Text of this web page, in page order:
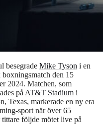
besegrade Mike Tyson i en
boxningsmatch den 15
2024. Matchen, som
på AT&T Stadium i
Texas, markerade en ny era
sport när över 65
följde mötet live på